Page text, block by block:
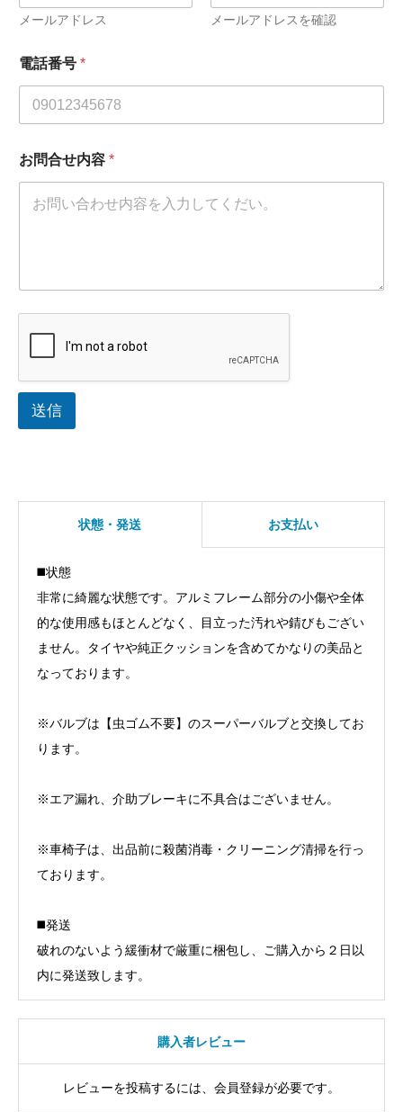
メールアドレス メールアドレスを確認
電話番号 *
お問合せ内容 *
送信
状態・発送 お支払い
◼️状態
非常に綺麗な状態です。アルミフレーム部分の小傷や全体
的な使用感もほとんどなく、目立った汚れや錆びもござい
ません。タイヤや純正クッションを含めてかなりの美品と
なっております。
※バルブは【虫ゴム不要】のスーパーバルブと交換してお
ります。
※エア漏れ、介助ブレーキに不具合はございません。
※車椅子は、出品前に殺菌消毒・クリーニング清掃を行っ
ております。
◼️発送
破れのないよう緩衝材で厳重に梱包し、ご購入から２日以
内に発送致します。
購入者レビュー
レビューを投稿するには、会員登録が必要です。